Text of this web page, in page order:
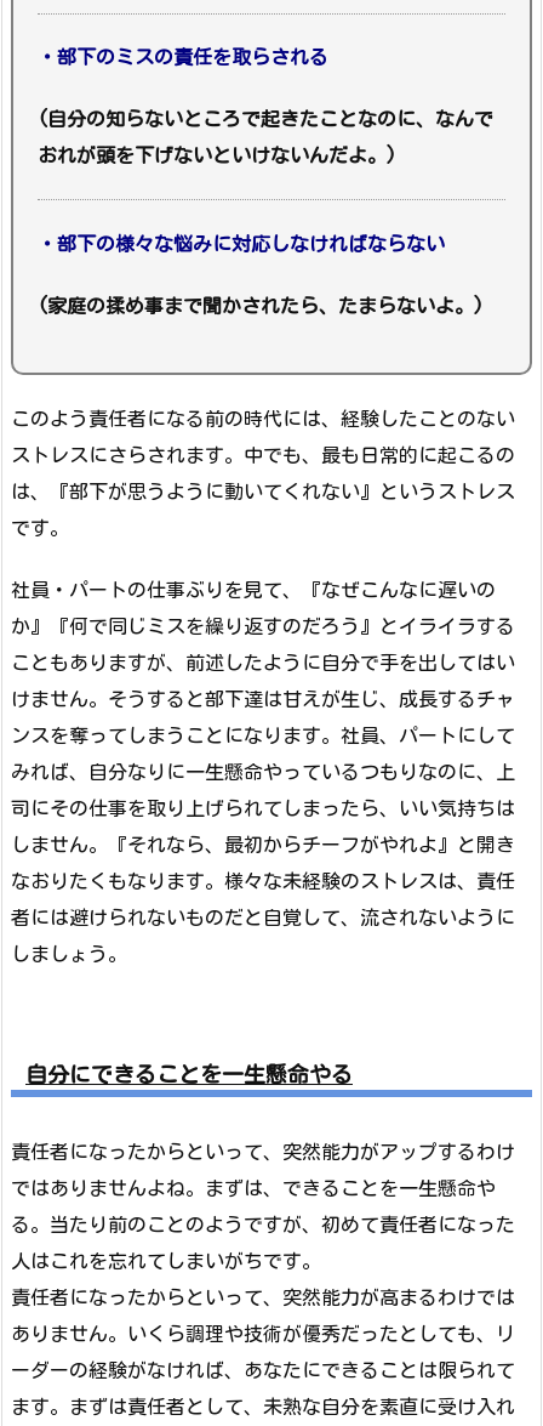
・部下のミスの責任を取らされる
(自分の知らないところで起きたことなのに、なんで
おれが頭を下げないといけないんだよ。)
・部下の様々な悩みに対応しなければならない
(家庭の揉め事まで聞かされたら、たまらないよ。)
このよう責任者になる前の時代には、経験したことのない
ストレスにさらされます。中でも、最も日常的に起こるの
は、『部下が思うように動いてくれない』というストレス
です。
社員・パートの仕事ぶりを見て、『なぜこんなに遅いの
か』『何で同じミスを繰り返すのだろう』とイライラする
こともありますが、前述したように自分で手を出してはい
けません。そうすると部下達は甘えが生じ、成長するチャ
ンスを奪ってしまうことになります。社員、パートにして
みれば、自分なりに一生懸命やっているつもりなのに、上
司にその仕事を取り上げられてしまったら、いい気持ちは
しません。『それなら、最初からチーフがやれよ』と開き
なおりたくもなります。様々な未経験のストレスは、責任
者には避けられないものだと自覚して、流されないように
しましょう。
自分にできることを一生懸命やる
責任者になったからといって、突然能力がアップするわけ
ではありませんよね。まずは、できることを一生懸命や
る。当たり前のことのようですが、初めて責任者になった
人はこれを忘れてしまいがちです。
責任者になったからといって、突然能力が高まるわけでは
ありません。いくら調理や技術が優秀だったとしても、リ
ーダーの経験がなければ、あなたにできることは限られて
ます。まずは責任者として、未熟な自分を素直に受け入れ